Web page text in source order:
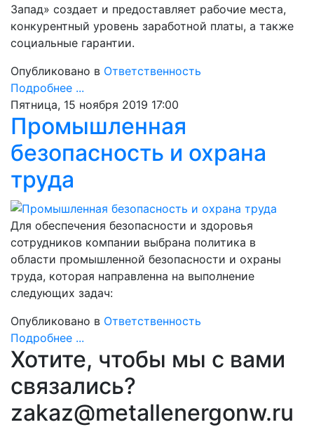
Запад» создает и предоставляет рабочие места,
конкурентный уровень заработной платы, а также
социальные гарантии.
Опубликовано в Ответственность
Подробнее ...
Пятница, 15 ноября 2019 17:00
Промышленная
безопасность и охрана
труда
Для обеспечения безопасности и здоровья
сотрудников компании выбрана политика в
области промышленной безопасности и охраны
труда, которая направленна на выполнение
следующих задач:
Опубликовано в Ответственность
Подробнее ...
Хотите, чтобы мы с вами
связались?
zakaz@metallenergonw.ru